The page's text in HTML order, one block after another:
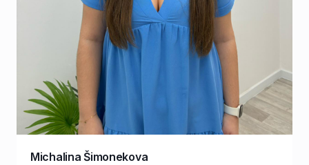
Michalina Šimonekova